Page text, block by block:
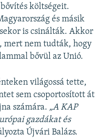
költségeit.
és másik
is csinálták. Akkor
mert nem tudták, hogy
bővül az Unió.
világossá tette,
sem csoportosított át
számára. „A KAP
gazdákat és
Újvári Balázs.